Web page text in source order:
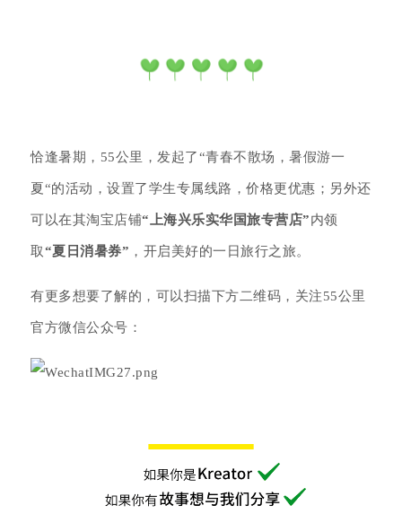
恰逢暑期，55公里，发起了“青春不散场，暑假游一
夏“的活动，设置了学生专属线路，价格更优惠；另外还
可以在其淘宝店铺“上海兴乐实华国旅专营店”内领
取“夏日消暑券” ，开启美好的一日旅行之旅。
有更多想要了解的，可以扫描下方二维码，关注55公里
官方微信公众号：